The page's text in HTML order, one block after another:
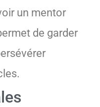
un mentor
de garder